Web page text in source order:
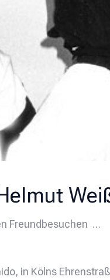
Freundbesuchen …
in Kölns